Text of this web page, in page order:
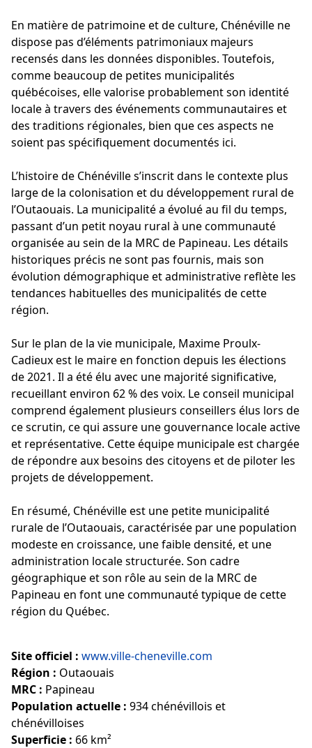
En matière de patrimoine et de culture, Chénéville ne
dispose pas d’éléments patrimoniaux majeurs
recensés dans les données disponibles. Toutefois,
comme beaucoup de petites municipalités
québécoises, elle valorise probablement son identité
locale à travers des événements communautaires et
des traditions régionales, bien que ces aspects ne
soient pas spécifiquement documentés ici.
L’histoire de Chénéville s’inscrit dans le contexte plus
large de la colonisation et du développement rural de
l’Outaouais. La municipalité a évolué au fil du temps,
passant d’un petit noyau rural à une communauté
organisée au sein de la MRC de Papineau. Les détails
historiques précis ne sont pas fournis, mais son
évolution démographique et administrative reflète les
tendances habituelles des municipalités de cette
région.
Sur le plan de la vie municipale, Maxime Proulx-
Cadieux est le maire en fonction depuis les élections
de 2021. Il a été élu avec une majorité significative,
recueillant environ 62 % des voix. Le conseil municipal
comprend également plusieurs conseillers élus lors de
ce scrutin, ce qui assure une gouvernance locale active
et représentative. Cette équipe municipale est chargée
de répondre aux besoins des citoyens et de piloter les
projets de développement.
En résumé, Chénéville est une petite municipalité
rurale de l’Outaouais, caractérisée par une population
modeste en croissance, une faible densité, et une
administration locale structurée. Son cadre
géographique et son rôle au sein de la MRC de
Papineau en font une communauté typique de cette
région du Québec.
Site officiel : www.ville-cheneville.com
Région : Outaouais
MRC : Papineau
Population actuelle : 934 chénévillois et
chénévilloises
Superficie : 66 km²